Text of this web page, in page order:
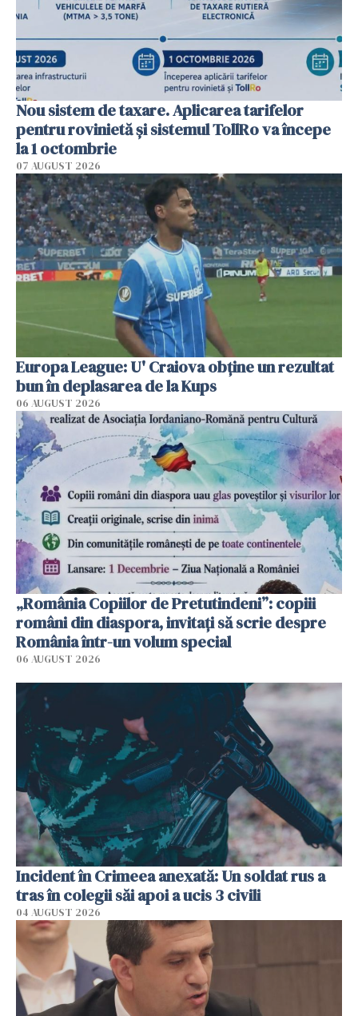
Nou sistem de taxare. Aplicarea tarifelor
pentru rovinietă şi sistemul TollRo va începe
la 1 octombrie
07 AUGUST 2026
Europa League: U' Craiova obține un rezultat
bun în deplasarea de la Kups
06 AUGUST 2026
„România Copiilor de Pretutindeni”: copiii
români din diaspora, invitați să scrie despre
România într-un volum special
06 AUGUST 2026
Incident în Crimeea anexată: Un soldat rus a
tras în colegii săi apoi a ucis 3 civili
04 AUGUST 2026